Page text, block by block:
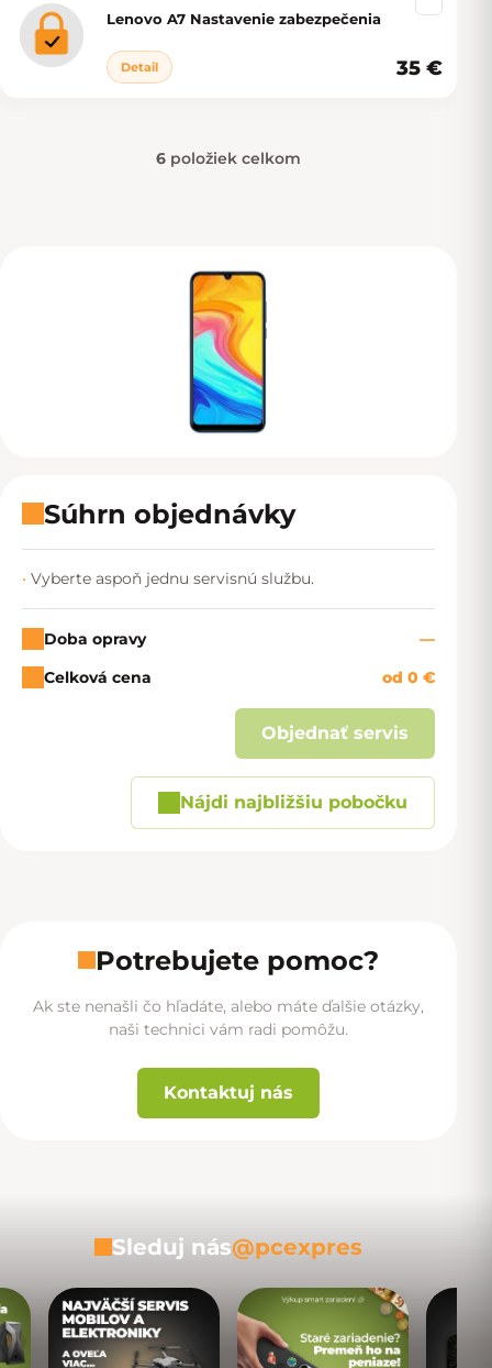
Lenovo A7 Nastavenie zabezpečenia
Detail 35 €
6 položiek celkom
Súhrn objednávky
Vyberte aspoň jednu servisnú službu.
Doba opravy
—
Celková cena
od 0 €
Objednať servis
Nájdi najbližšiu pobočku
Potrebujete pomoc?
Ak ste nenašli čo hľadáte, alebo máte ďalšie otázky,
naši technici vám radi pomôžu.
Kontaktuj nás
Sleduj nás@pcexpres